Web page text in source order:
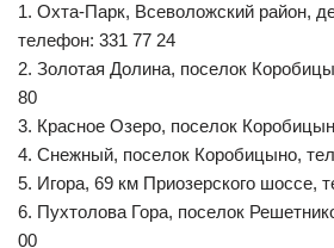
1. Охта-Парк, Всеволожский район,
телефон: 331 77 24
2. Золотая Долина, поселок
80
3. Красное Озеро, поселок
4. Снежный, поселок Коробицыно,
5. Игора, 69 км Приозерского шоссе,
6. Пухтолова Гора, поселок
00